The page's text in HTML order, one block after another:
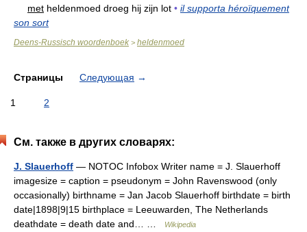
met heldenmoed droeg hij zijn lot • il supporta héroïquement
son sort
Deens-Russisch woordenboek > heldenmoed
Страницы Следующая →
1 2
См. также в других словарях:
J. Slauerhoff — NOTOC Infobox Writer name = J. Slauerhoff
imagesize = caption = pseudonym = John Ravenswood (only
occasionally) birthname = Jan Jacob Slauerhoff birthdate = birth
date|1898|9|15 birthplace = Leeuwarden, The Netherlands
deathdate = death date and… …
Wikipedia